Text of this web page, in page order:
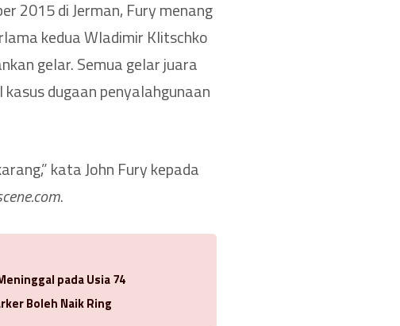
2015 di Jerman, Fury menang
kedua Wladimir Klitschko
gelar. Semua gelar juara
dugaan penyalahgunaan
kata John Fury kepada
.
pada Usia 74
Boleh Naik Ring